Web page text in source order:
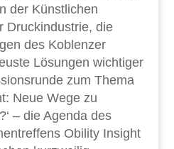
der Künstlichen
Druckindustrie, die
des Koblenzer
Lösungen wichtiger
zum Thema
Neue Wege zu
– die Agenda des
Obility Insight